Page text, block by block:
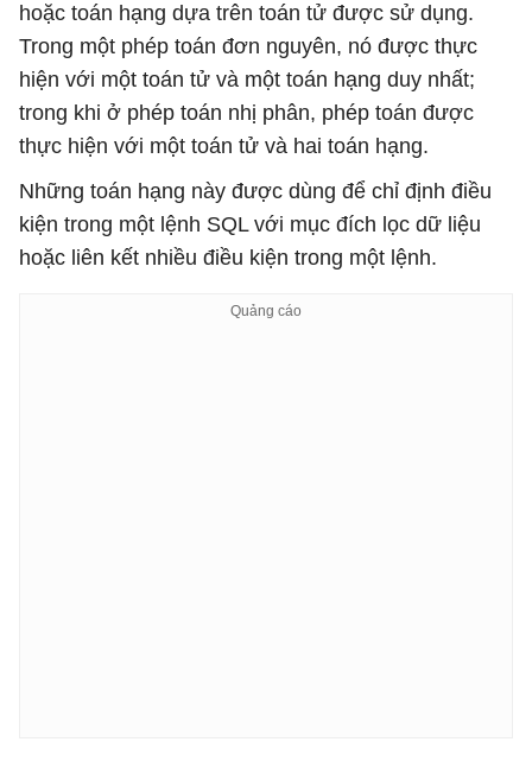
hoặc toán hạng dựa trên toán tử được sử dụng.
Trong một phép toán đơn nguyên, nó được thực
hiện với một toán tử và một toán hạng duy nhất;
trong khi ở phép toán nhị phân, phép toán được
thực hiện với một toán tử và hai toán hạng.
Những toán hạng này được dùng để chỉ định điều
kiện trong một lệnh SQL với mục đích lọc dữ liệu
hoặc liên kết nhiều điều kiện trong một lệnh.